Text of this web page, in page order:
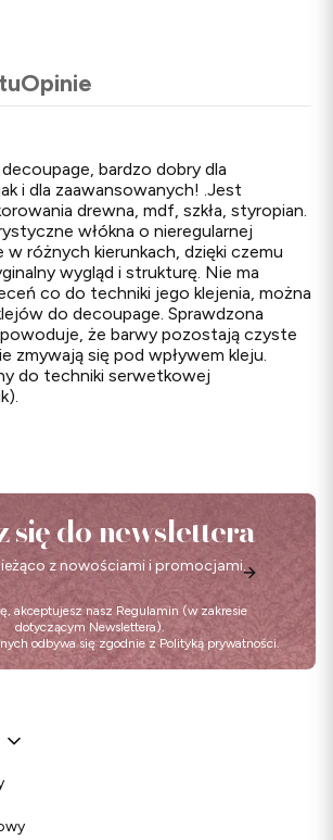
Opinie
bardzo dobry dla
i dla zaawansowanych! .Jest
drewna, mdf, szkła, styropian.
włókna o nieregularnej
w różnych kierunkach, dzięki czemu
wygląd i strukturę. Nie ma
co do techniki jego klejenia, można
do decoupage. Sprawdzona
że barwy pozostają czyste
zmywają się pod wpływem kleju.
do techniki serwetkowej
się do newslettera
z nowościami i promocjami.
akceptujesz nasz Regulamin (w zakresie
dotyczącym Newslettera).
odbywa się zgodnie z Polityką prywatności.